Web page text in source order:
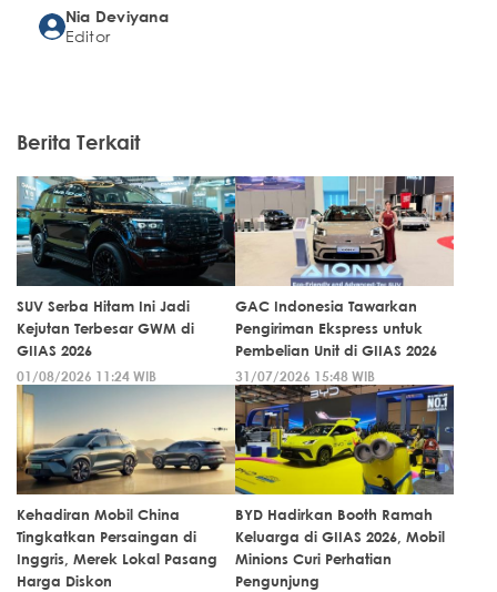
Nia Deviyana
Editor
Berita Terkait
SUV Serba Hitam Ini Jadi
Kejutan Terbesar GWM di
GIIAS 2026
01/08/2026 11:24 WIB
GAC Indonesia Tawarkan
Pengiriman Ekspress untuk
Pembelian Unit di GIIAS 2026
31/07/2026 15:48 WIB
Kehadiran Mobil China
Tingkatkan Persaingan di
Inggris, Merek Lokal Pasang
Harga Diskon
BYD Hadirkan Booth Ramah
Keluarga di GIIAS 2026, Mobil
Minions Curi Perhatian
Pengunjung